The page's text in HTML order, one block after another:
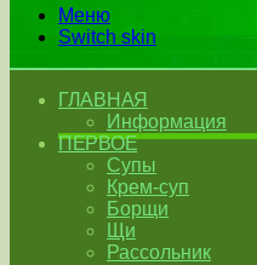
Меню
Switch skin
ГЛАВНАЯ
Информация
ПЕРВОЕ
Супы
Крем-суп
Борщи
Щи
Рассольник